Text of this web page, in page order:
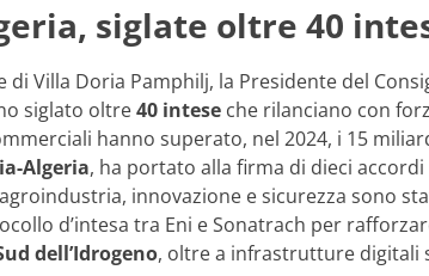
siglate oltre 40
di Villa Doria Pamphilj, la Presidente del
siglato oltre40 intese che rilanciano con
hanno superato, nel 2024, i 15
Algeria, ha portato alla firma di dieci
innovazione e sicurezza sono
d’intesa tra Eni e Sonatrach per
dell’Idrogeno, oltre a infrastrutture digitali